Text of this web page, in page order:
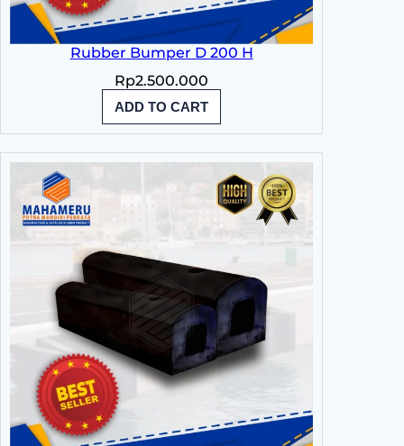
Rubber Bumper D 200 H
Rp2.500.000
ADD TO CART